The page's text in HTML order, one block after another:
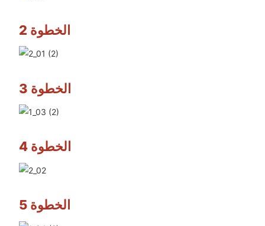
الخطوة 2
الخطوة 3
الخطوة 4
الخطوة 5